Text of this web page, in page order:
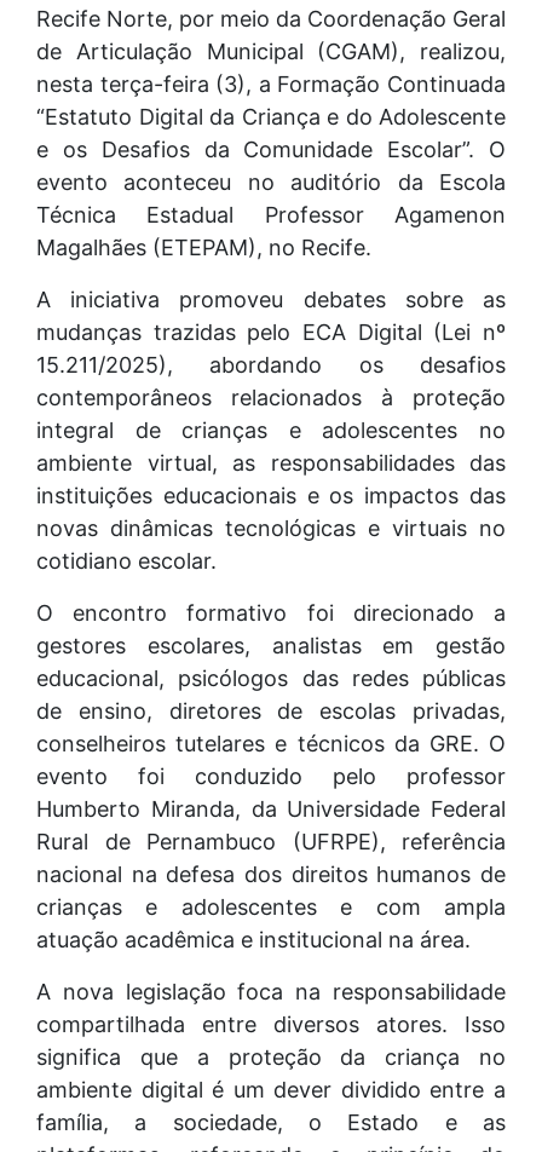
Recife Norte, por meio da Coordenação Geral
de Articulação Municipal (CGAM), realizou,
nesta terça-feira (3), a Formação Continuada
“Estatuto Digital da Criança e do Adolescente
e os Desafios da Comunidade Escolar”. O
evento aconteceu no auditório da Escola
Técnica Estadual Professor Agamenon
Magalhães (ETEPAM), no Recife.
A iniciativa promoveu debates sobre as
mudanças trazidas pelo ECA Digital (Lei nº
15.211/2025), abordando os desafios
contemporâneos relacionados à proteção
integral de crianças e adolescentes no
ambiente virtual, as responsabilidades das
instituições educacionais e os impactos das
novas dinâmicas tecnológicas e virtuais no
cotidiano escolar.
O encontro formativo foi direcionado a
gestores escolares, analistas em gestão
educacional, psicólogos das redes públicas
de ensino, diretores de escolas privadas,
conselheiros tutelares e técnicos da GRE. O
evento foi conduzido pelo professor
Humberto Miranda, da Universidade Federal
Rural de Pernambuco (UFRPE), referência
nacional na defesa dos direitos humanos de
crianças e adolescentes e com ampla
atuação acadêmica e institucional na área.
A nova legislação foca na responsabilidade
compartilhada entre diversos atores. Isso
significa que a proteção da criança no
ambiente digital é um dever dividido entre a
família, a sociedade, o Estado e as